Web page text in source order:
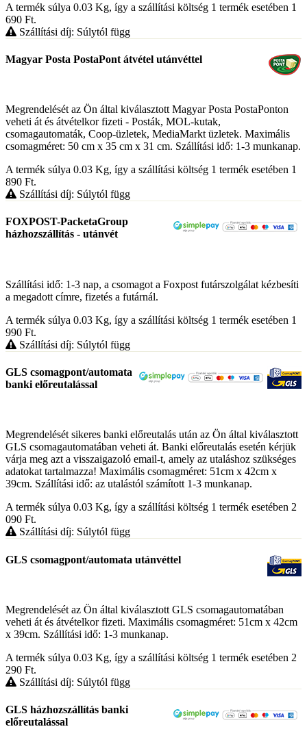
A termék súlya 0.03 Kg, így a szállítási költség 1 termék esetében 1
690 Ft.
Szállítási díj: Súlytól függ
Magyar Posta PostaPont átvétel utánvéttel
Megrendelését az Ön által kiválasztott Magyar Posta PostaPonton
veheti át és átvételkor fizeti - Posták, MOL-kutak,
csomagautomaták, Coop-üzletek, MediaMarkt üzletek. Maximális
csomagméret: 50 cm x 35 cm x 31 cm. Szállítási idő: 1-3 munkanap.
A termék súlya 0.03 Kg, így a szállítási költség 1 termék esetében 1
890 Ft.
Szállítási díj: Súlytól függ
FOXPOST-PacketaGroup
házhozszállítás - utánvét
Szállítási idő: 1-3 nap, a csomagot a Foxpost futárszolgálat kézbesíti
a megadott címre, fizetés a futárnál.
A termék súlya 0.03 Kg, így a szállítási költség 1 termék esetében 1
990 Ft.
Szállítási díj: Súlytól függ
GLS csomagpont/automata
banki előreutalással
Megrendelését sikeres banki előreutalás után az Ön által kiválasztott
GLS csomagautomatában veheti át. Banki előreutalás esetén kérjük
várja meg azt a visszaigazoló email-t, amely az utaláshoz szükséges
adatokat tartalmazza! Maximális csomagméret: 51cm x 42cm x
39cm. Szállítási idő: az utalástól számított 1-3 munkanap.
A termék súlya 0.03 Kg, így a szállítási költség 1 termék esetében 2
090 Ft.
Szállítási díj: Súlytól függ
GLS csomagpont/automata utánvéttel
Megrendelését az Ön által kiválasztott GLS csomagautomatában
veheti át és átvételkor fizeti. Maximális csomagméret: 51cm x 42cm
x 39cm. Szállítási idő: 1-3 munkanap.
A termék súlya 0.03 Kg, így a szállítási költség 1 termék esetében 2
290 Ft.
Szállítási díj: Súlytól függ
GLS házhozszállítás banki
előreutalással